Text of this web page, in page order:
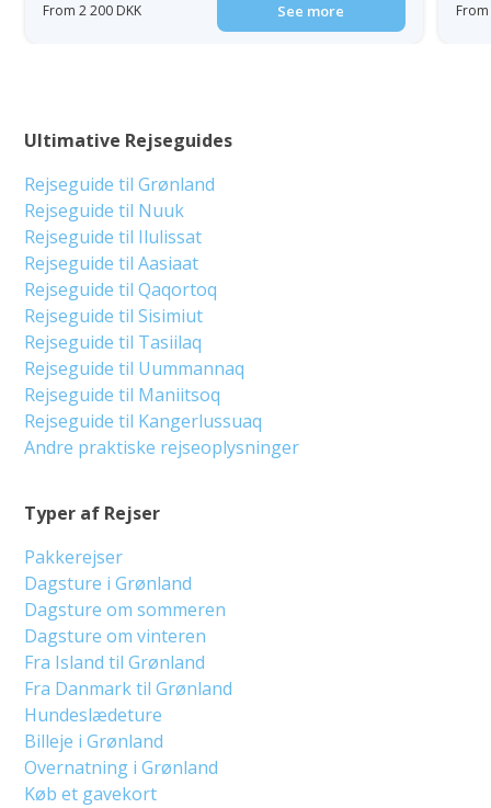
From 2 200 DKK See more From
Typer af Rejser
Pakkerejser
Dagsture i Grønland
Dagsture om sommeren
Dagsture om vinteren
Fra Island til Grønland
Fra Danmark til Grønland
Hundeslædeture
Billeje i Grønland
Overnatning i Grønland
Køb et gavekort
Ultimative Rejseguides
Rejseguide til Grønland
Rejseguide til Nuuk
Rejseguide til Ilulissat
Rejseguide til Aasiaat
Rejseguide til Qaqortoq
Rejseguide til Sisimiut
Rejseguide til Tasiilaq
Rejseguide til Uummannaq
Rejseguide til Maniitsoq
Rejseguide til Kangerlussuaq
Andre praktiske rejseoplysninger